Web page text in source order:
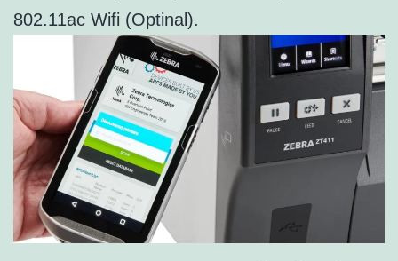
802.11ac Wifi (Optinal).